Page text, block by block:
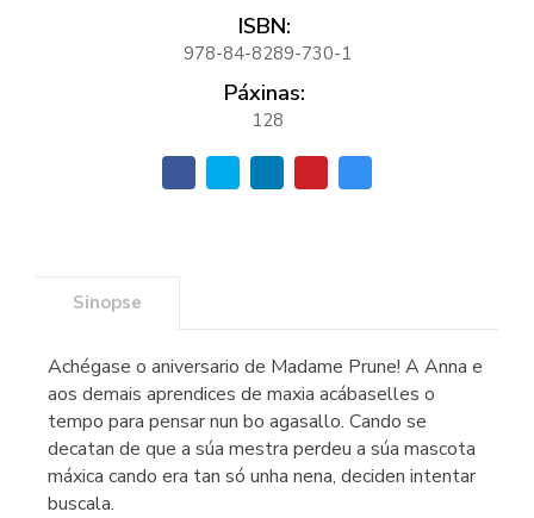
ISBN:
978-84-8289-730-1
Páxinas:
128
Sinopse
Achégase o aniversario de Madame Prune! A Anna e
aos demais aprendices de maxia acábaselles o
tempo para pensar nun bo agasallo. Cando se
decatan de que a súa mestra perdeu a súa mascota
máxica cando era tan só unha nena, deciden intentar
buscala.